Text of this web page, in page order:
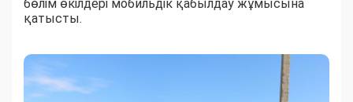
бөлім өкілдері мобильдік қабылдау жұмысына
қатысты.